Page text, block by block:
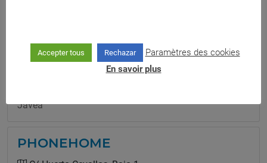
PC SOLUTIONS
Jávea
PHONEHOME
Accepter tous Rechazar
Paramètres des cookies
En savoir plus